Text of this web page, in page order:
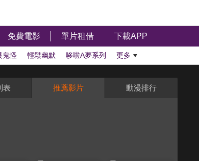
免費電影 單片租借 下載APP
鬼怪 輕鬆幽默 哆啦A夢系列 更多
表 推薦影片 動漫排行